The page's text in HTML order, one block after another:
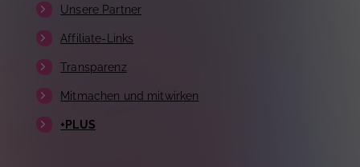
Unsere Partner
Affiliate-Links
Transparenz
Mitmachen und mitwirken
+PLUS